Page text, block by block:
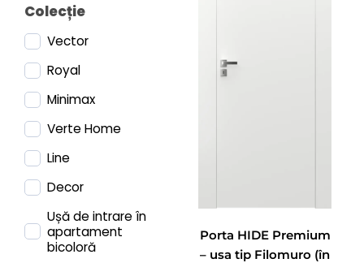
Colecție
Vector
Royal
Minimax
Verte Home
Line
Decor
Ușă de intrare în
apartament
bicoloră
Porta HIDE Premium
– usa tip Filomuro (în